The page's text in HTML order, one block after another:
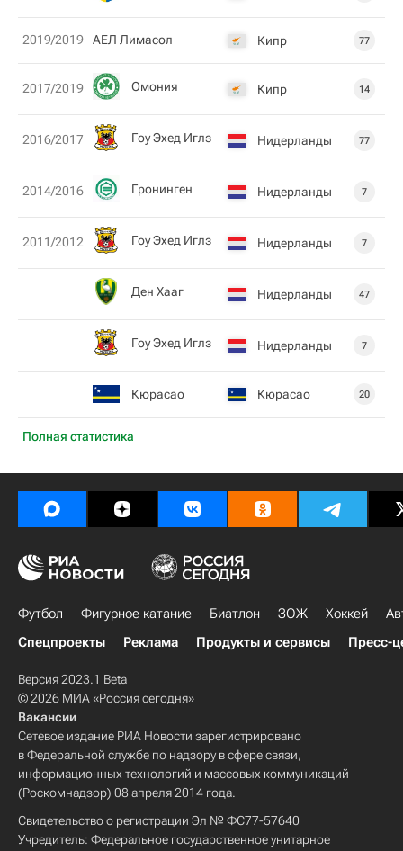
Полная статистика
2019/2019 АЕЛ Лимасол Кипр 77
2017/2019 Омония Кипр 14
2016/2017 Гоу Эхед Иглз Нидерланды 77
2014/2016 Гронинген Нидерланды 7
2011/2012 Гоу Эхед Иглз Нидерланды 7
Ден Хааг Нидерланды 47
Гоу Эхед Иглз Нидерланды 7
Кюрасао Кюрасао 20
Футбол Фигурное катание Биатлон ЗОЖ Хоккей
Спецпроекты
Реклама Продукты и сервисы Пресс-
Версия 2023.1 Beta
© 2026 МИА «Россия сегодня»
Вакансии
Сетевое издание РИА Новости зарегистрировано
в Федеральной службе по надзору в сфере связи,
информационных технологий и массовых коммуникаций
(Роскомнадзор) 08 апреля 2014 года.
Свидетельство о регистрации Эл № ФС77-57640
Учредитель: Федеральное государственное унитарное